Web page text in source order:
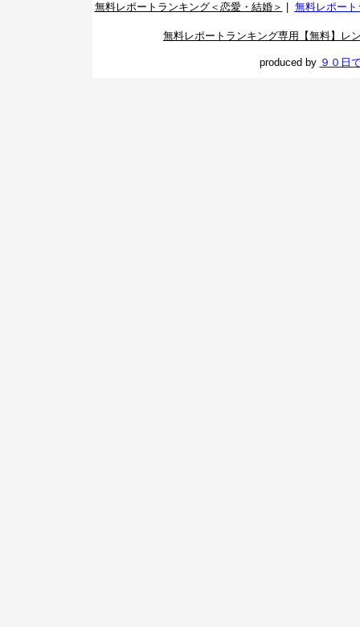
無料レポートランキング＜恋愛・結婚＞
無料レポー
無料レポートランキング専用【無料】レ
produced by ９０日